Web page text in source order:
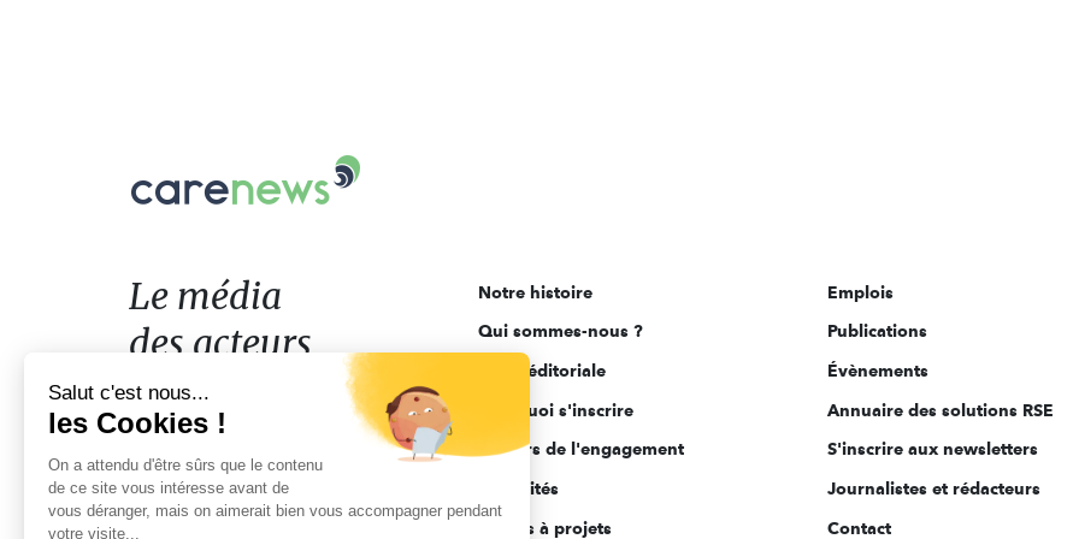
Le
acteurs
de
l'engagement
Le média
des acteurs
de l'engagement
Notre histoire
Qui sommes-nous ?
Ligne éditoriale
Pourquoi s'inscrire
Acteurs de l'engagement
Actualités
Appels à projets
Emplois
Publications
Évènements
Annuaire des solutions RSE
S'inscrire aux newsletters
Journalistes et rédacteurs
Contact
Salut c'est nous...
les Cookies !
On a attendu d'être sûrs que le contenu
de ce site vous intéresse avant de
vous déranger, mais on aimerait bien vous accompagner pendant
votre visite...